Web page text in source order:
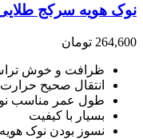
نوک هویه سرکج
264,600 تومان
ظرافت و خوش
انتقال صحیح
طول عمر مناسب
بسیار با کیفیت
نسوز بودن نوک هویه